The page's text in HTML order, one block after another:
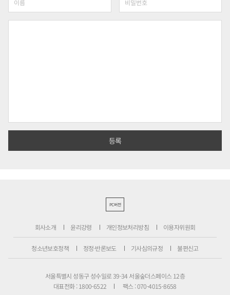
PC버전
회사소개 윤리강령 개인정보처리방침 이용자위원회
청소년보호정책 정정·반론보도 기사심의규정 불편신고
서울특별시 성동구 성수일로 39-34 서울숲더스페이스 12층
대표전화 : 1800-6522
팩스 : 070-4015-8658